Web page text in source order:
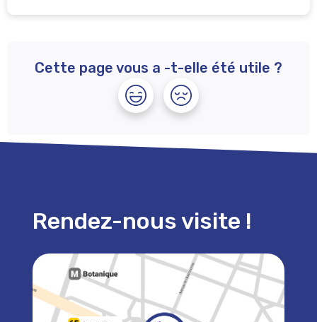
Cette page vous a -t-elle été utile ?
Rendez-nous visite !